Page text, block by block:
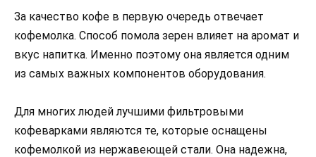
За качество кофе в первую очередь отвечает
кофемолка. Способ помола зерен влияет на аромат и
вкус напитка. Именно поэтому она является одним
из самых важных компонентов оборудования.
Для многих людей лучшими фильтровыми
кофеварками являются те, которые оснащены
кофемолкой из нержавеющей стали. Она надежна,